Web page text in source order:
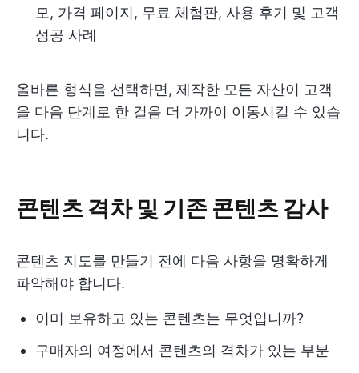
모, 가격 페이지, 무료 체험판, 사용 후기 및 고객
성공 사례
올바른 형식을 선택하면, 제작한 모든 자산이 고객
을 다음 단계로 한 걸음 더 가까이 이동시킬 수 있습
니다.
콘텐츠 격차 및 기존 콘텐츠 감사
콘텐츠 지도를 만들기 전에 다음 사항을 명확하게
파악해야 합니다.
이미 보유하고 있는 콘텐츠는 무엇입니까?
구매자의 여정에서 콘텐츠의 격차가 있는 부분